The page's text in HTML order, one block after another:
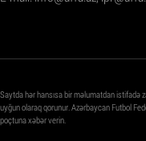
Saytda hər hansısa bir məlumatdan istifadə
uyğun olaraq qorunur. Azərbaycan Futbol
poçtuna xəbər verin.